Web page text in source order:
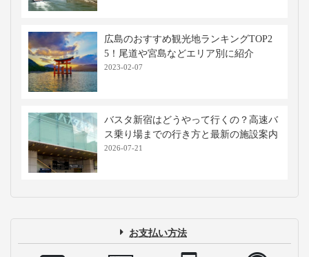
広島のおすすめ観光地ランキングTOP2
5！尾道や宮島などエリア別に紹介
2023-02-07
バスタ新宿はどうやって行くの？高速バ
ス乗り場までの行き方と最新の施設案内
2026-07-21
お支払い方法